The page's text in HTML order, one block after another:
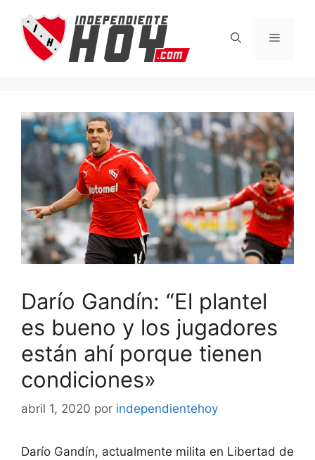
contenido
Menú
Darío Gandín: “El plantel
es bueno y los jugadores
están ahí porque tienen
condiciones»
abril 1, 2020 por independientehoy
Darío Gandín, actualmente milita en Libertad de